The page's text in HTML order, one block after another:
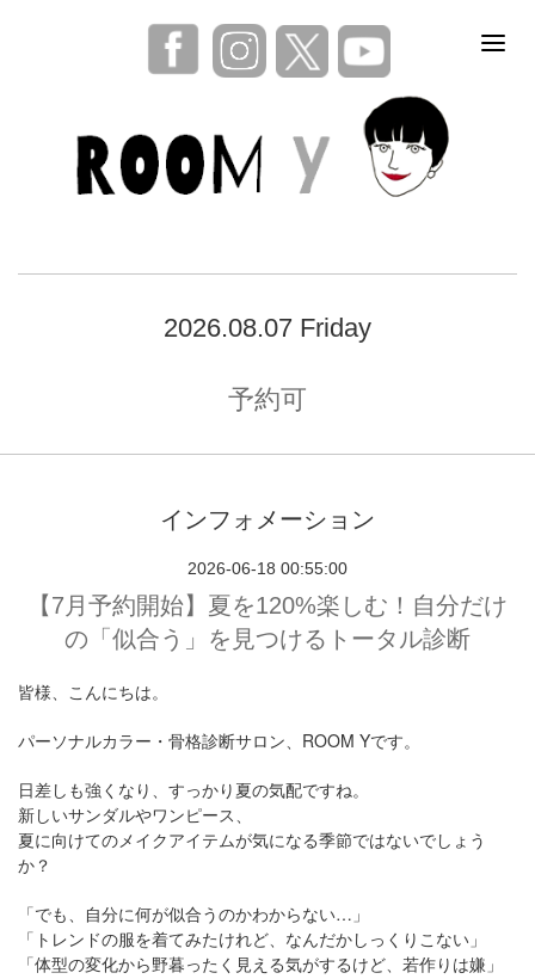
2026.08.07 Friday
予約可
インフォメーション
2026-06-18 00:55:00
【7月予約開始】夏を120%楽しむ！自分だけ
の「似合う」を見つけるトータル診断
皆様、こんにちは。
パーソナルカラー・骨格診断サロン、ROOM Yです。
日差しも強くなり、すっかり夏の気配ですね。
新しいサンダルやワンピース、
夏に向けてのメイクアイテムが気になる季節ではないでしょう
か？
「でも、自分に何が似合うのかわからない…」
「トレンドの服を着てみたけれど、なんだかしっくりこない」
「体型の変化から野暮ったく見える気がするけど、若作りは嫌」